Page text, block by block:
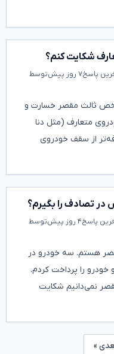
شکایت کنم؟
پاسخ۷ روز پیش
توسط
ثالث مقصر خسارت و
متعارف (مثل دنا
از سقف خودروی
تصادف را بگیرم؟
پاسخ۴ روز پیش
توسط
هستم. سه خودرو در
را پرداخت کردم.
نمی‌دانیم شکایت
»